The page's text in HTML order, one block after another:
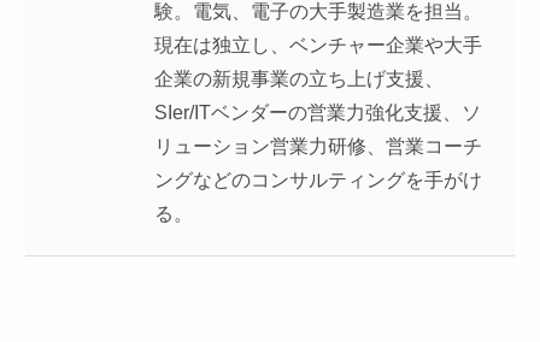
験。電気、電子の大手製造業を担当。
現在は独立し、ベンチャー企業や大手
企業の新規事業の立ち上げ支援、
SIer/ITベンダーの営業力強化支援、ソ
リューション営業力研修、営業コーチ
ングなどのコンサルティングを手がけ
る。